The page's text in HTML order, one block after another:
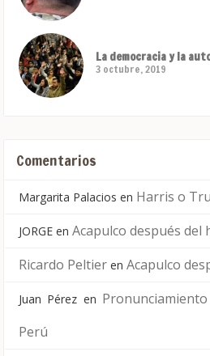
La democracia y la
3 octubre, 2019
Comentarios
Margarita Palacios en Harris o
JORGE en Acapulco después del
Ricardo Peltier en Acapulco
Juan Pérez en
Perú